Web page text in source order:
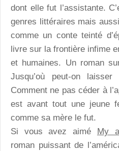
dont elle fut l’assistante.
genres littéraires mais
comme un conte teinté
livre sur la frontière infime
et humaines. Un roman
Jusqu’où peut-on
Comment ne pas céder à
est avant tout une jeune
comme sa mère le fut.
Si vous avez aimé
My
roman puissant de